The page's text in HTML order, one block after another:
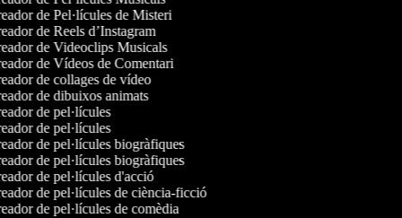
de Pel·lícules de Misteri
de Reels d’Instagram
de Videoclips Musicals
de Vídeos de Comentari
de collages de vídeo
de dibuixos animats
de pel·lícules
de pel·lícules
de pel·lícules biogràfiques
de pel·lícules biogràfiques
de pel·lícules d'acció
de pel·lícules de ciència-ficció
de pel·lícules de comèdia